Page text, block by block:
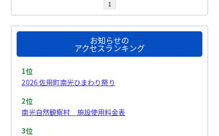
1
お知らせの
アクセスランキング
1位
2026 佐用町南光ひまわり祭り
2位
南光自然観察村 施設使用料金表
3位